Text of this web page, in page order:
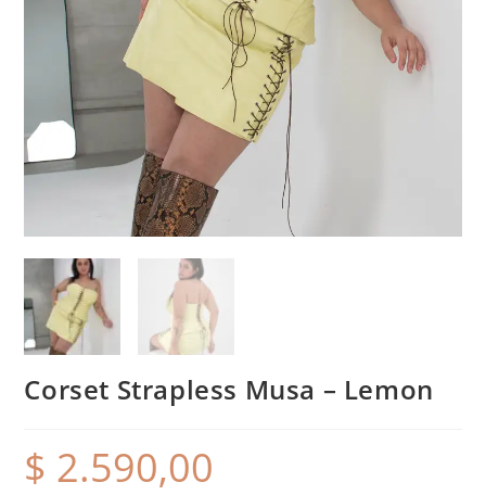
Corset Strapless Musa – Lemon
$ 2.590,00